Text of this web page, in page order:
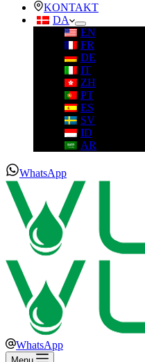
KONTAKT
DA
EN
FR
DE
IT
ZH
PT
ES
SV
ID
AR
WhatsApp
WhatsApp